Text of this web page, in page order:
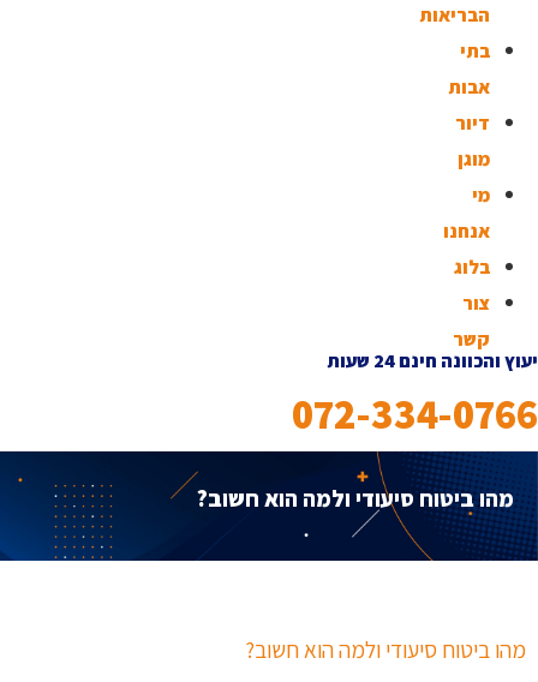
הבריאות
בתי
אבות
דיור
מוגן
מי
אנחנו
בלוג
צור
קשר
יעוץ והכוונה חינם 24 שעות
072-334-0766
מהו ביטוח סיעודי ולמה הוא חשוב?
מהו ביטוח סיעודי ולמה הוא חשוב?